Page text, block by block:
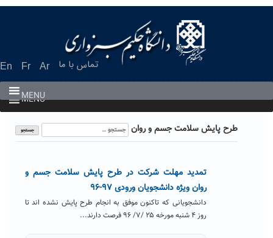
En Fr Ar تماس با ما
MENU
MENU
طرح پایش سلامت جسم و روانجستجو
برای:
تمدید مهلت شرکت در طرح پایش سلامت جسم و
روان ویژه دانشجویان ورودی ۹۷-۹۶
دانشجویانی که تاکنون موفق به انجام طرح پایش نشده اند تا
روز ۴ شنبه مورخه ۲۵ /۷/ ۹۶ فرصت دارند...